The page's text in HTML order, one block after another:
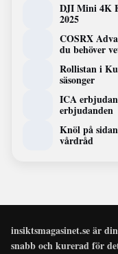
DJI Mini 4K
2025
COSRX
du behöver
Rollistan i
säsonger
ICA
erbjudanden
Knöl på
vårdråd
insiktsmagasinet.se är
snabb och kurerad för